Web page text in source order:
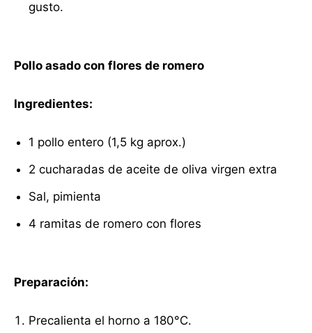
gusto.
Pollo asado con flores de romero
Ingredientes:
1 pollo entero (1,5 kg aprox.)
2 cucharadas de aceite de oliva virgen extra
Sal, pimienta
4 ramitas de romero con flores
Preparación:
Precalienta el horno a 180°C.